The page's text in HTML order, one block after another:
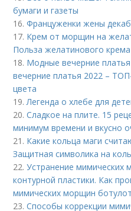
бумаги и газеты
16.Француженки жены
17. Крем от морщин на
Польза желатинового
18. Модные вечерние
вечерние платья 2022 –
цвета
19.Легенда о хлебе для
20.Сладкое на плите. 15
минимум времени и вкусно
21. Какие кольца маги
Защитная символика на
22.Устранение
контурной пластики. Как
мимических морщин
23.Способы коррекции